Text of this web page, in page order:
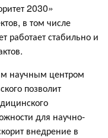
2030»
в том числе
работает стабильно и
научным центром
позволит
для научно-
внедрение в